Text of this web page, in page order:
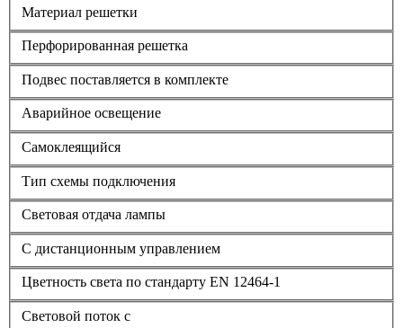
Материал решетки
Перфорированная решетка
Подвес поставляется в комплекте
Аварийное освещение
Самоклеящийся
Тип схемы подключения
Световая отдача лампы
С дистанционным управлением
Цветность света по стандарту EN 12464-1
Световой поток с